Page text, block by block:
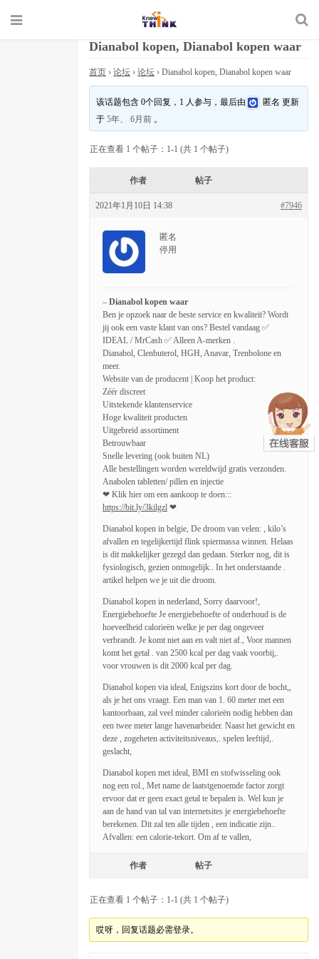
Dianabol kopen, Dianabol kopen waar
首页 › 论坛 › 论坛 › Dianabol kopen, Dianabol kopen waar
该话题包含 0个回复，1 人参与，最后由 匿名 更新
于5年、 6月前 。
正在查看 1 个帖子：1-1 (共 1 个帖子)
作者 帖子
2021年1月10日 14:38 #7946
匿名
停用
– Dianabol kopen waar
Ben je opzoek naar de beste service en kwaliteit? Wordt
jij ook een vaste klant van ons? Bestel vandaag ✅
IDEAL / MrCash ✅ Alleen A-merken .
Dianabol, Clenbuterol, HGH, Anavar, Trenbolone en
meer.
Website van de producent | Koop het product:
Zéér discreet
Uitstekende klantenservice
Hoge kwaliteit producten
Uitgebreid assortiment
Betrouwbaar
Snelle levering (ook buiten NL)
Alle bestellingen worden wereldwijd gratis verzonden.
Anabolen tabletten/ pillen en injectie
❤ Klik hier om een aankoop te doen:::
https://bit.ly/3kilgzl ❤
Dianabol kopen in belgie, De droom van velen: , kilo’s
afvallen en tegelijkertijd flink spiermassa winnen. Helaas
is dit makkelijker gezegd dan gedaan. Sterker nog, dit is
fysiologisch, gezien onmogelijk.. In het onderstaande .
artikel helpen we je uit die droom.
Dianabol kopen in nederland, Sorry daarvoor!,
Energiebehoefte Je energiebehoefte of onderhoud is de
hoeveelheid calorieën welke je per dag ongeveer
verbrandt. Je komt niet aan en valt niet af., Voor mannen
komt het getal . van 2500 kcal per dag vaak voorbij,.
voor vrouwen is dit 2000 kcal per dag.
Dianabol kopen via ideal, Enigszins kort door de bocht,,
als je het ons vraagt. Een man van 1. 60 meter met een
kantoorbaan, zal veel minder calorieën nodig hebben dan
een twee meter lange havenarbeider. Naast het gewicht en
deze , zogeheten activiteitsniveaus,. spelen leeftijd,.
geslacht,
Dianabol kopen met ideal, BMI en stofwisseling ook
nog een rol., Met name de laatstgenoemde factor zorgt
ervoor dat er geen exact getal te bepalen is. Wel kun je
aan de hand van tal van internetsites je energiebehoefte
berekenen. Dit zal ten alle tijden , een indicatie zijn..
Afvallen: een calorie-tekort. Om af te vallen,
作者 帖子
正在查看 1 个帖子：1-1 (共 1 个帖子)
哎呀，回复话题必需登录。